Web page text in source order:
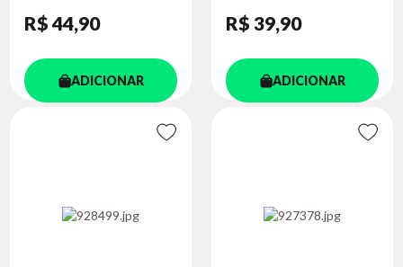
R$ 44,90
ADICIONAR
R$ 39,90
ADICIONAR